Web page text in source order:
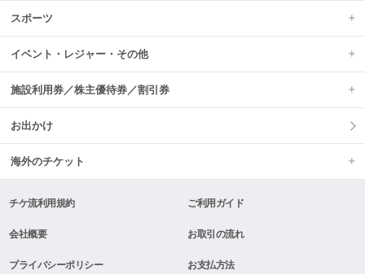
スポーツ
イベント・レジャー・その他
施設利用券／株主優待券／割引券
お出かけ
海外のチケット
チケ流利用規約 ご利用ガイド
会社概要 お取引の流れ
プライバシーポリシー お支払方法